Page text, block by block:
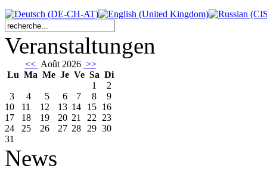
Veranstaltungen
<< Août 2026 >>
Lu Ma Me Je Ve Sa Di
1
2
3
4 5 6 7 8
9
10
11 12 13 14 15 16
17
18 19 20 21 22 23
24
25 26 27 28 29 30
31
News